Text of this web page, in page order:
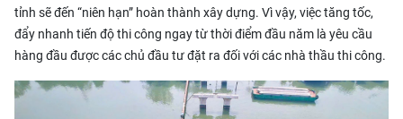
tỉnh sẽ đến “niên hạn” hoàn thành xây dựng. Vì vậy, việc tăng tốc,
đẩy nhanh tiến độ thi công ngay từ thời điểm đầu năm là yêu cầu
hàng đầu được các chủ đầu tư đặt ra đối với các nhà thầu thi công.